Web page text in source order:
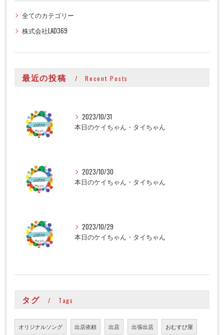
全てのカテゴリー
株式会社LAD369
最近の投稿 Recent Posts
2023/10/31
本日のケイちゃん・タイちゃん
2023/10/30
本日のケイちゃん・タイちゃん
2023/10/29
本日のケイちゃん・タイちゃん
タグ Tags
オリジナルソング 出店依頼 出店 出張出店 おむすび屋